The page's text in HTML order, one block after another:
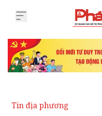
Tin địa phương